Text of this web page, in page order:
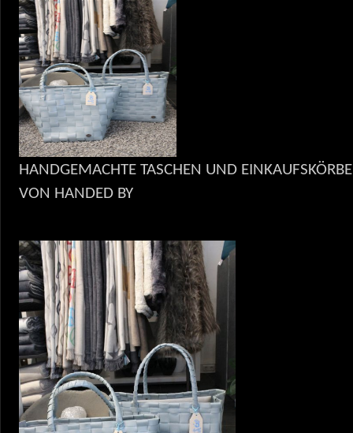
HANDGEMACHTE TASCHEN UND EINKAUFSKÖRBE
VON HANDED BY